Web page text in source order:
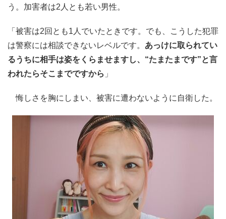
う。加害者は2人とも若い男性。
「被害は2回とも1人でいたときです。でも、こうした犯罪
は警察には相談できないレベルです。 あっけに取られてい
るうちに相手は姿をくらませますし、“たまたまです”と言
われたらそこまでですから 」
悔しさを胸にしまい、被害に遭わないように自衛した。